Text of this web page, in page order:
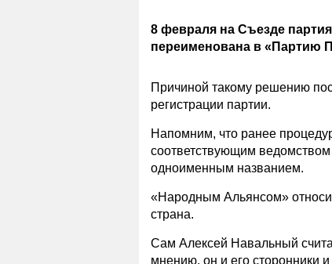
8 февраля на Съезде
переименована в «Партию
Причиной такому решению
регистрации партии.
Напомним, что ранее
соответствующим
одноименным названием.
«Народным Альянсом»
страна.
Сам Алексей Навальный
мнению, он и его сторонники